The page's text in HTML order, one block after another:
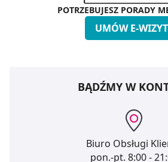
POTRZEBUJESZ PORADY
UMÓW E-
BĄDŹMY W
Biuro Obsługi
pon.-pt. 8:00 -